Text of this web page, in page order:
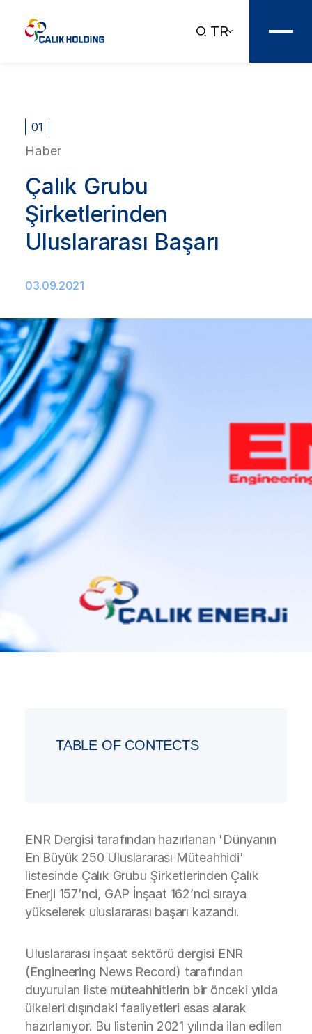
TR
01
Haber
Çalık Grubu
Şirketlerinden
Uluslararası Başarı
03.09.2021
TABLE OF CONTECTS
ENR Dergisi tarafından hazırlanan 'Dünyanın
En Büyük 250 Uluslararası Müteahhidi'
listesinde Çalık Grubu Şirketlerinden Çalık
Enerji 157’nci, GAP İnşaat 162’nci sıraya
yükselerek uluslararası başarı kazandı.
Uluslararası inşaat sektörü dergisi ENR
(Engineering News Record) tarafından
duyurulan liste müteahhitlerin bir önceki yılda
ülkeleri dışındaki faaliyetleri esas alarak
hazırlanıyor. Bu listenin 2021 yılında ilan edilen